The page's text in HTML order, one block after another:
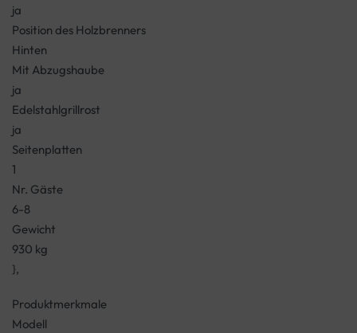
ja
Position des Holzbrenners
Hinten
Mit Abzugshaube
ja
Edelstahlgrillrost
ja
Seitenplatten
1
Nr. Gäste
6-8
Gewicht
930 kg
},
Produktmerkmale
Modell